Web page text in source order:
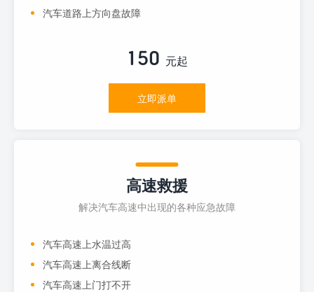
汽车道路上方向盘故障
150 元起
立即派单
高速救援
解决汽车高速中出现的各种应急故障
汽车高速上水温过高
汽车高速上离合线断
汽车高速上门打不开